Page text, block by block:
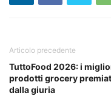
Articolo precedente
TuttoFood 2026: i
prodotti grocery
dalla giuria